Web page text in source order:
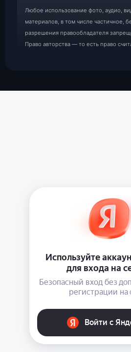
Любое использование фото, аудио,
материалов, в том числе частичное,
разрешения правообладателя
Право авторства — то есть право